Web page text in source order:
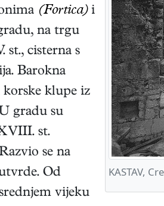
KASTAV,
(Fortica)i
na trgu
st., cisterna s
Barokna
korske klupe iz
gradu su
st.
se na
Od
vijeku